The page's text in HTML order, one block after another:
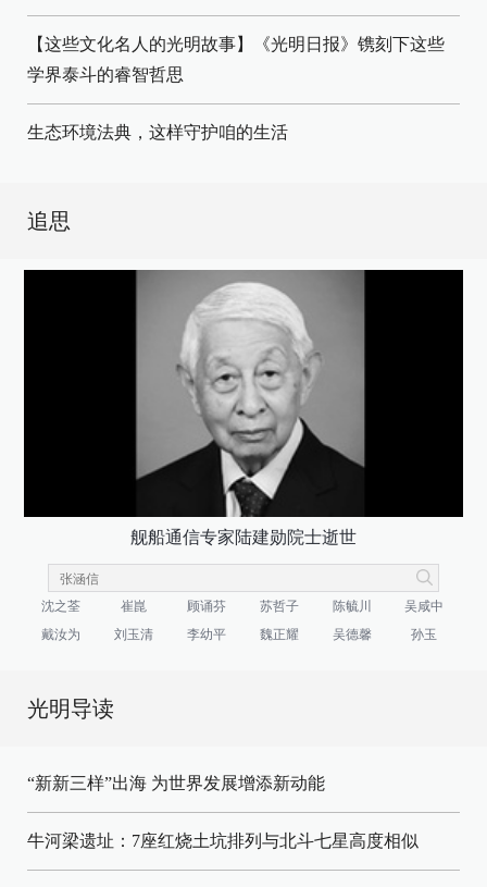
【这些文化名人的光明故事】《光明日报》镌刻下这些
学界泰斗的睿智哲思
生态环境法典，这样守护咱的生活
追思
舰船通信专家陆建勋院士逝世
沈之荃 崔崑 顾诵芬 苏哲子 陈毓川
吴咸中
戴汝为
刘玉清 李幼平 魏正耀 吴德馨 孙玉
光明导读
“新新三样”出海 为世界发展增添新动能
牛河梁遗址：7座红烧土坑排列与北斗七星高度相似